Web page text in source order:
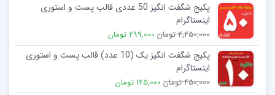
پکیج شگفت انگیز 50 عددی قالب پست و استوری
اینستاگرام
2,250,000 تومان 299,000 تومان
پکیج شگفت انگیز یک (10 عدد) قالب پست و استوری
اینستاگرام
450,000 تومان 125,000 تومان